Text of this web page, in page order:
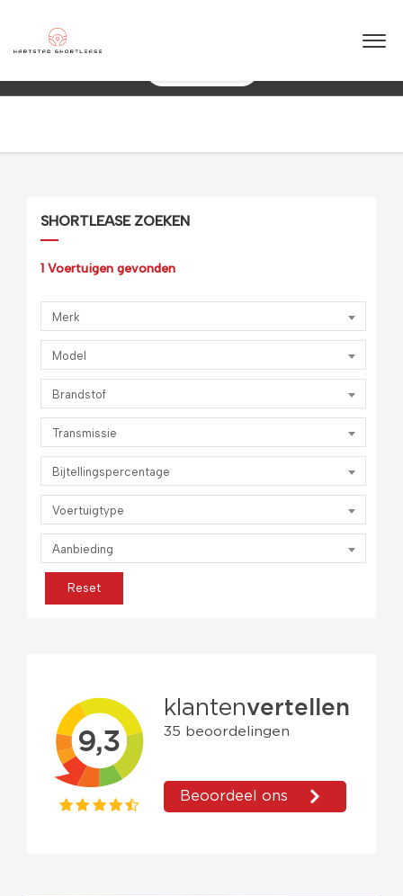
10+ jaar ervaring in shortlease – Betrouwbaar & flexibel!
SHORTLEASE ZOEKEN
1 Voertuigen gevonden
Merk
Model
Brandstof
Transmissie
Bijtellingspercentage
Voertuigtype
Aanbieding
Reset